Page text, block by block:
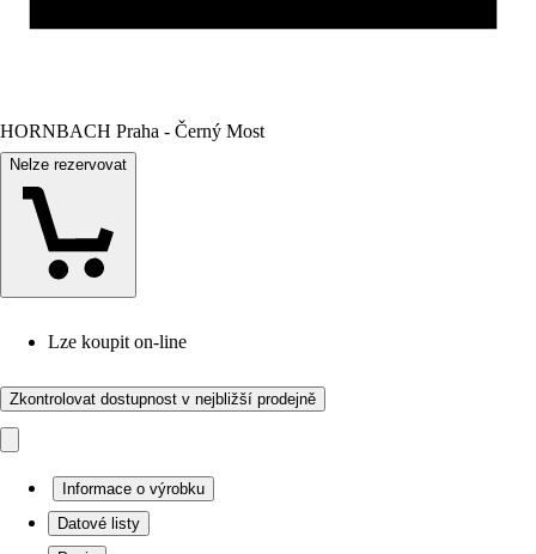
HORNBACH Praha - Černý Most
Nelze rezervovat
Lze koupit on-line
Zkontrolovat dostupnost v nejbližší prodejně
Informace o výrobku
Datové listy